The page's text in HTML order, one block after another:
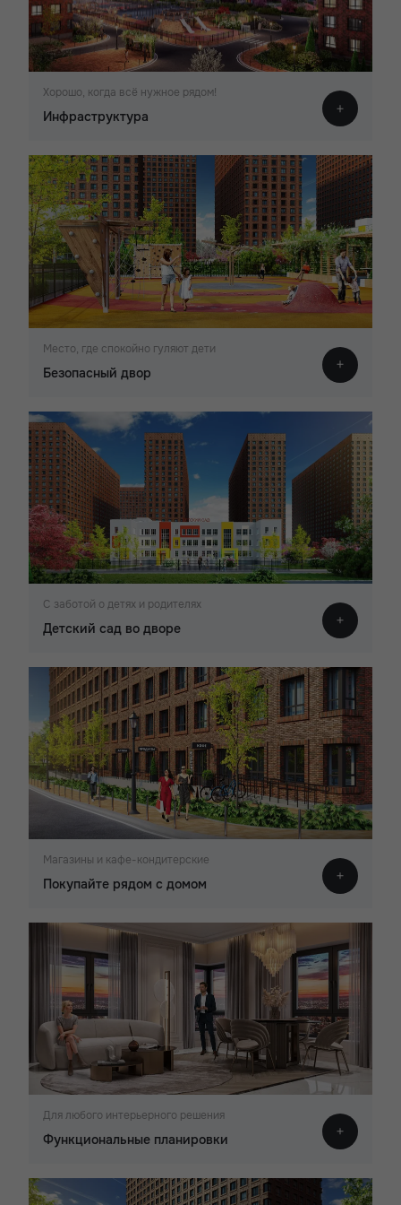
Хорошо, когда всё нужное рядом!
Инфраструктура
Место, где спокойно гуляют дети
Безопасный двор
С заботой о детях и родителях
Детский сад во дворе
Магазины и кафе-кондитерские
Покупайте рядом с домом
Для любого интерьерного решения
Функциональные планировки